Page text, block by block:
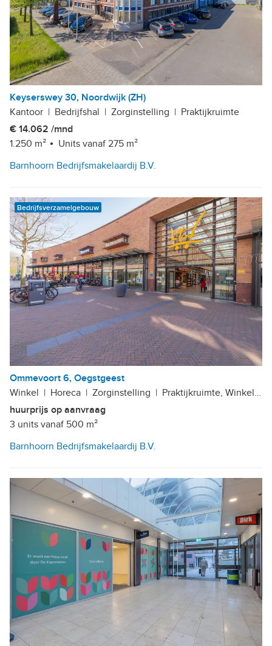
Keyserswey 30, Noordwijk (ZH)
Kantoor | Bedrijfshal | Zorginstelling | Praktijkruimte
€ 14.062 /mnd
1.250 m²
Units vanaf 275 m²
Barnhoorn Bedrijfsmakelaardij B.V.
Bedrijfsverzamelgebouw
Ommevoort 6, Oegstgeest
Winkel | Horeca | Zorginstelling | Praktijkruimte, Winkelcentrum Lange Voort
huurprijs op aanvraag
3 units vanaf 500 m²
Barnhoorn Bedrijfsmakelaardij B.V.